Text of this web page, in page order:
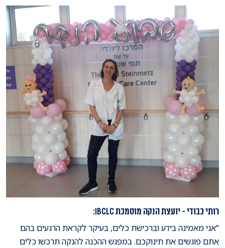
רותי כבודי - יועצת הנקה מוסמכת IBCLC:
"אני מאמינה בידע וברכישת כלים, בעיקר לקראת הרגעים בהם
אתם פוגשים את תינוקכם. במפגש ההכנה להנקה תרכשו כלים